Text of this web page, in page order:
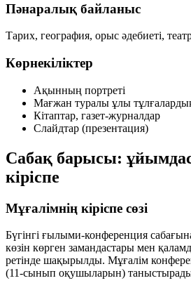
Пәнаралық байланыс
Тарих, география, орыс әдебиеті,
Көрнекіліктер
Ақынның портреті
Мағжан туралы ұлы тұлғалардың
Кітаптар, газет-журналдар
Слайдтар (презентация)
Сабақ барысы:
кіріспе
Мұғалімнің кіріспе сөзі
Бүгінгі ғылыми-конференция
көзін көрген замандастары мен
ретінде шақырылды. Мұғалім
(11-сынып оқушыларын)